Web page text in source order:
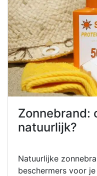
Zonnebrand:
natuurlijk?
Natuurlijke
beschermers voor